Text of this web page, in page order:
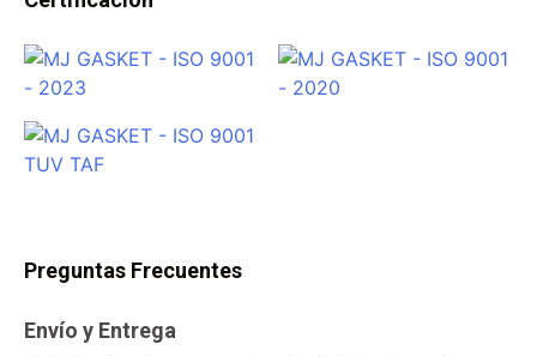
Preguntas Frecuentes
Envío y Entrega